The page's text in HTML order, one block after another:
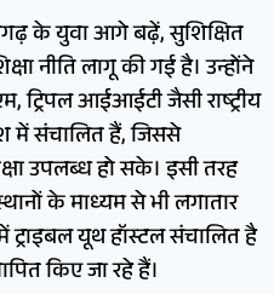
के युवा आगे बढ़ें, सुशिक्षित
नीति लागू की गई है। उन्होंने
आईआईटी जैसी राष्ट्रीय
में संचालित हैं, जिससे
उपलब्ध हो सके। इसी तरह
के माध्यम से भी लगातार
ट्राइबल यूथ हॉस्टल संचालित है
किए जा रहे हैं।